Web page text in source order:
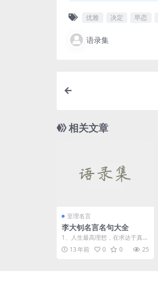
优雅 决定 早恋
语录集
相关文章
至理名言
李大钊名言名句大全
1、人生最高理想，在求达于真
理。——李大钊 ...
13 年前 0 0 25